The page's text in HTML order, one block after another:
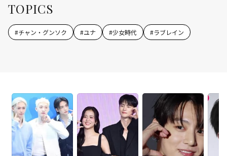
TOPICS
#チャン・グンソク #ユナ #少女時代 #ラブレイン